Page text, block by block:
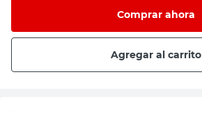
Comprar ahora
Agregar al carrito